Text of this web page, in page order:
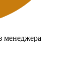
менеджера